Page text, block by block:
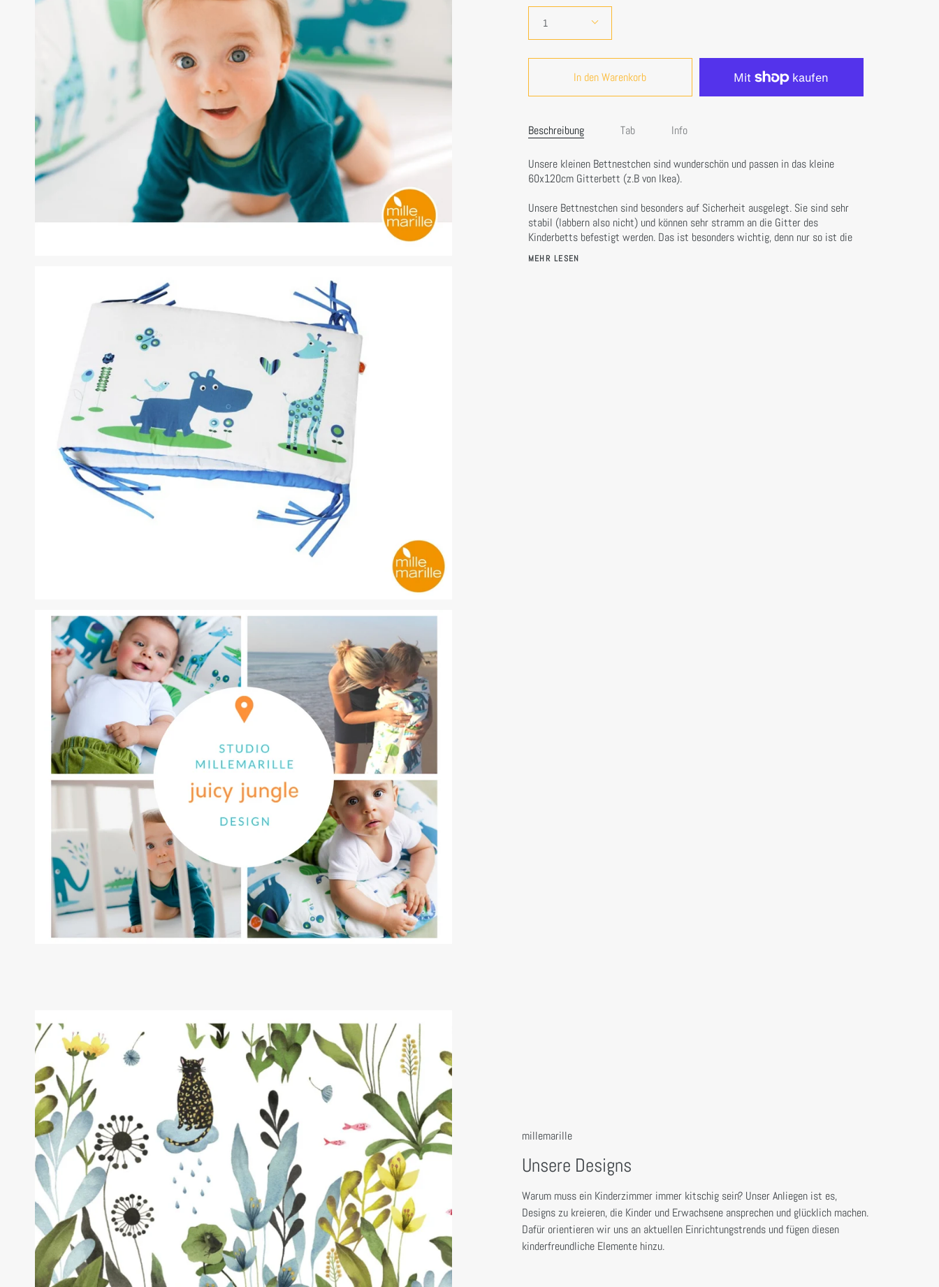
Preis
1
In den Warenkorb
Beschreibung Tab Info
Unsere kleinen Bettnestchen sind wunderschön und passen in das kleine
60x120cm Gitterbett (z.B von Ikea).
Unsere Bettnestchen sind besonders auf Sicherheit ausgelegt. Sie sind sehr
stabil (labbern also nicht) und können sehr stramm an die Gitter des
Kinderbetts befestigt werden. Das ist besonders wichtig, denn nur so ist die
MEHR LESEN
millemarille
Unsere Designs
Warum muss ein Kinderzimmer immer kitschig sein? Unser Anliegen ist es,
Designs zu kreieren, die Kinder und Erwachsene ansprechen und glücklich machen.
Dafür orientieren wir uns an aktuellen Einrichtungstrends und fügen diesen
kinderfreundliche Elemente hinzu.